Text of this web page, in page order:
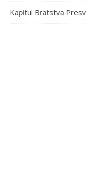
Kapitul Bratstva